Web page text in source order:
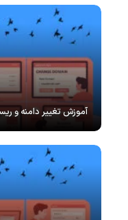
آموزش تغییر دامنه و